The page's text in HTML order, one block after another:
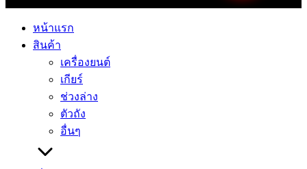
หน้าแรก
สินค้า
เครื่องยนต์
เกียร์
ช่วงล่าง
ตัวถัง
อื่นๆ